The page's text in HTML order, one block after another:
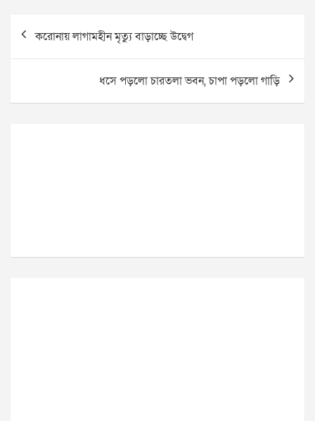
Post
navigation
করোনায় লাগামহীন মৃত্যু বাড়াচ্ছে উদ্বেগ
ধসে পড়লো চারতলা ভবন, চাপা পড়লো গাড়ি